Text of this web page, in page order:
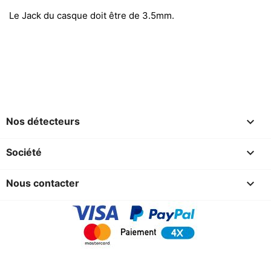
Le Jack du casque doit être de 3.5mm.
Nos détecteurs 
Société 
Nous contacter 